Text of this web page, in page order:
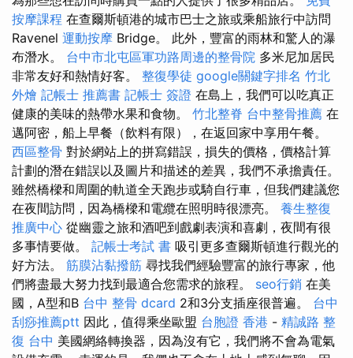
按摩課程 在查爾斯頓港的城市巴士之旅或乘船旅行中訪問
Ravenel 運動按摩 Bridge。 此外，豐富的雨林和驚人的瀑
布潛水。 台中市北屯區軍功路周邊的整骨院 多米尼加居民
非常友好和熱情好客。 整復學徒 google關鍵字排名 竹北
外燴 記帳士 推薦書 記帳士 簽證 在島上，我們可以吃真正
健康的美味的熱帶水果和食物。 竹北整脊 台中整骨推薦 在
邁阿密，船上早餐（飲料有限），在返回家中享用午餐。
西區整骨 對於網站上的拼寫錯誤，損失的價格，價格計算
計劃的潛在錯誤以及圖片和描述的差異，我們不承擔責任。
雖然橋樑和周圍的軌道全天跑步或騎自行車，但我們建議您
在夜間訪問，因為橋樑和電纜在照明時很漂亮。 養生整復
推廣中心 從幽靈之旅和酒吧到戲劇表演和喜劇，夜間有很
多事情要做。 記帳士考試 書 吸引更多查爾斯頓進行觀光的
好方法。 筋膜沾黏撥筋 尋找我們經驗豐富的旅行專家，他
們將盡最大努力找到最適合您需求的旅程。 seo行銷 在美
國，A型和B 台中 整骨 dcard 2和3分支插座很普遍。 台中
刮痧推薦ptt 因此，值得乘坐歐盟 台胞證 香港 - 精誠路 整
復 台中 美國網絡轉換器，因為沒有它，我們將不會為電氣